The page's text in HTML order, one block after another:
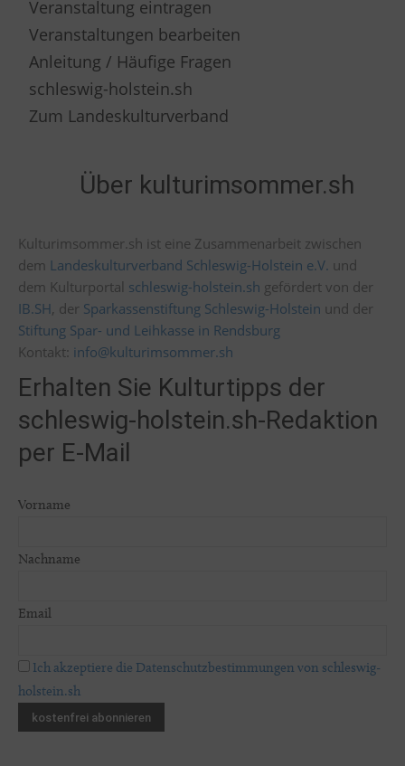
Veranstaltung eintragen
Veranstaltungen bearbeiten
Anleitung / Häufige Fragen
schleswig-holstein.sh
Zum Landeskulturverband
Über kulturimsommer.sh
Kulturimsommer.sh ist eine Zusammenarbeit zwischen
dem Landeskulturverband Schleswig-Holstein e.V. und
dem Kulturportal schleswig-holstein.sh gefördert von der
IB.SH, der Sparkassenstiftung Schleswig-Holstein und der
Stiftung Spar- und Leihkasse in Rendsburg
Kontakt: info@kulturimsommer.sh
Erhalten Sie Kulturtipps der
schleswig-holstein.sh-Redaktion
per E-Mail
Vorname
Nachname
Email
Ich akzeptiere die Datenschutzbestimmungen von schleswig-
holstein.sh